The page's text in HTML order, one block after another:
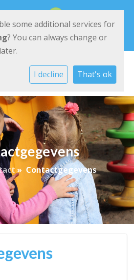
E-mailadres
» Contactgegevens
some additional services for
? You can always change or
I decline That's ok